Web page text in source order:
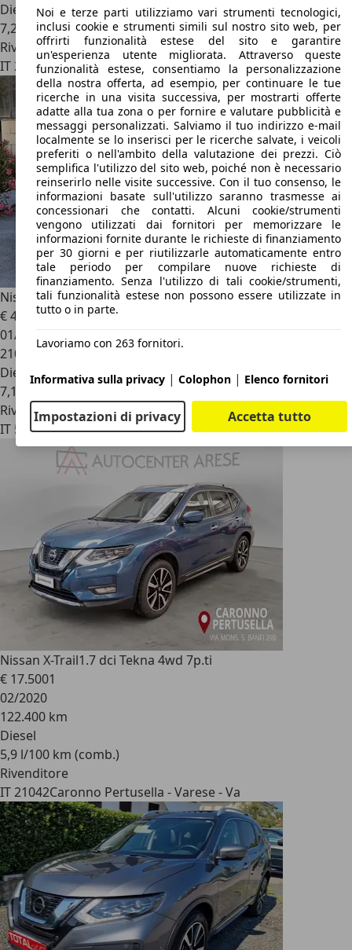
Diesel
7,2 l/100 km (comb.)
Rivenditore
IT 20014Nerviano - Milano - Mi
Nissan X-TrailX-Trail II 2008 2.0 dci SE
€ 4.950
01/2008
210.000 km
Diesel
7,1 l/100 km (comb.)
Rivenditore
IT 55045Pietrasanta - Lucca- Lu
Nissan X-Trail1.7 dci Tekna 4wd 7p.ti
€ 17.5001
02/2020
122.400 km
Diesel
5,9 l/100 km (comb.)
Rivenditore
IT 21042Caronno Pertusella - Varese - Va
Noi e terze parti utilizziamo vari strumenti tecnologici,
inclusi cookie e strumenti simili sul nostro sito web, per
offrirti funzionalità estese del sito e garantire
un'esperienza utente migliorata. Attraverso queste
funzionalità estese, consentiamo la personalizzazione
della nostra offerta, ad esempio, per continuare le tue
ricerche in una visita successiva, per mostrarti offerte
adatte alla tua zona o per fornire e valutare pubblicità e
messaggi personalizzati. Salviamo il tuo indirizzo e-mail
localmente se lo inserisci per le ricerche salvate, i veicoli
preferiti o nell'ambito della valutazione dei prezzi. Ciò
semplifica l'utilizzo del sito web, poiché non è necessario
reinserirlo nelle visite successive. Con il tuo consenso, le
informazioni basate sull'utilizzo saranno trasmesse ai
concessionari che contatti. Alcuni cookie/strumenti
vengono utilizzati dai fornitori per memorizzare le
informazioni fornite durante le richieste di finanziamento
per 30 giorni e per riutilizzarle automaticamente entro
tale periodo per compilare nuove richieste di
finanziamento. Senza l'utilizzo di tali cookie/strumenti,
tali funzionalità estese non possono essere utilizzate in
tutto o in parte.
Lavoriamo con 263 fornitori.
Informativa sulla privacy | Colophon | Elenco fornitori
Impostazioni di privacy Accetta tutto